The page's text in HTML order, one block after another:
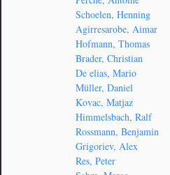
Schoelen, Henning
Agirresarobe, Aimar
Hofmann, Thomas
Brader, Christian
De elias, Mario
Müller, Daniel
Kovac, Matjaz
Himmelsbach, Ralf
Rossmann, Benjamin
Grigoriev, Alex
Res, Peter